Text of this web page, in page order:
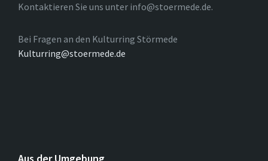
Kontaktieren Sie uns unter info@stoermede.de.
Bei Fragen an den Kulturring Störmede
Kulturring@stoermede.de